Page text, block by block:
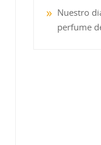
Nuestro
perfume